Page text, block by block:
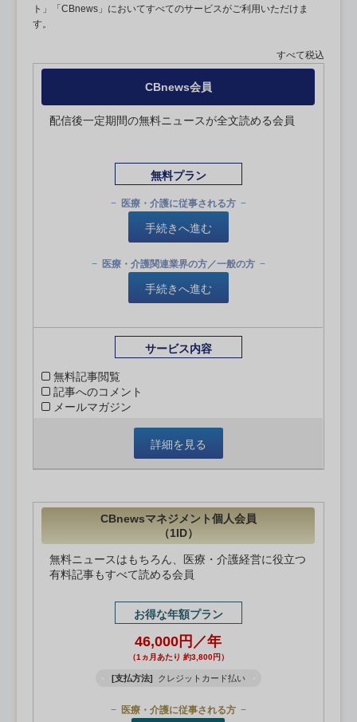
ト」「CBnews」においてすべてのサービスがご利用いただけま
す。
すべて税込
CBnews会員
配信後一定期間の無料ニュースが全文読める会員
無料プラン
医療・介護に従事される方
手続きへ進む
医療・介護関連業界の方／一般の方
手続きへ進む
サービス内容
無料記事閲覧
記事へのコメント
メールマガジン
詳細を見る
CBnewsマネジメント個人会員
（1ID）
無料ニュースはもちろん、医療・介護経営に役立つ
有料記事もすべて読める会員
お得な年額プラン
46,000円／年
（1ヵ月あたり 約3,800円）
[支払方法] クレジットカード払い
医療・介護に従事される方